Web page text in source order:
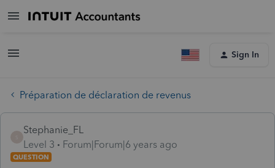
Sign In
Préparation de déclaration de revenus
Stephanie_FL
Level 3
Forum|Forum|6 years ago
QUESTION